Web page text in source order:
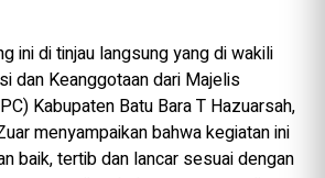
ini di tinjau langsung yang di wakili
dan Keanggotaan dari Majelis
Kabupaten Batu Bara T Hazuarsah,
menyampaikan bahwa kegiatan ini
baik, tertib dan lancar sesuai dengan